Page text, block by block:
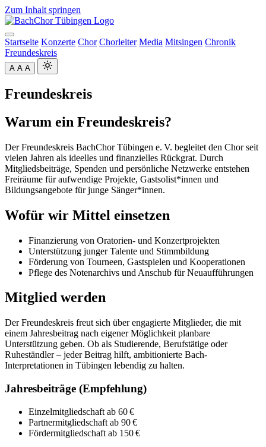
Zum Inhalt springen
Startseite Konzerte Chor Chorleiter Media Mitsingen Chronik
Freundeskreis
A A A
Freundeskreis
Warum ein Freundeskreis?
Der Freundeskreis BachChor Tübingen e. V. begleitet den Chor seit
vielen Jahren als ideelles und finanzielles Rückgrat. Durch
Mitgliedsbeiträge, Spenden und persönliche Netzwerke entstehen
Freiräume für aufwendige Projekte, Gastsolist*innen und
Bildungsangebote für junge Sänger*innen.
Wofür wir Mittel einsetzen
Finanzierung von Oratorien- und Konzertprojekten
Unterstützung junger Talente und Stimmbildung
Förderung von Tourneen, Gastspielen und Kooperationen
Pflege des Notenarchivs und Anschub für Neuaufführungen
Mitglied werden
Der Freundeskreis freut sich über engagierte Mitglieder, die mit
einem Jahresbeitrag nach eigener Möglichkeit planbare
Unterstützung geben. Ob als Studierende, Berufstätige oder
Ruheständler – jeder Beitrag hilft, ambitionierte Bach-
Interpretationen in Tübingen lebendig zu halten.
Jahresbeiträge (Empfehlung)
Einzelmitgliedschaft ab 60 €
Partnermitgliedschaft ab 90 €
Fördermitgliedschaft ab 150 €